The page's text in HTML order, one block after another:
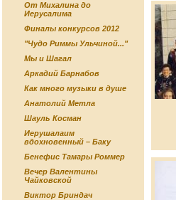
От Михалина до
Иерусалима
Финалы конкурсов 2012
"Чудо Риммы Ульчиной..."
Мы и Шагал
Аркадий Барнабов
Как много музыки в душе
Анатолий Метла
Шауль Косман
Иерушалаим
вдохновенный – Баку
Бенефис Тамары Роммер
Вечер Валентины
Чайковской
Виктор Бриндач